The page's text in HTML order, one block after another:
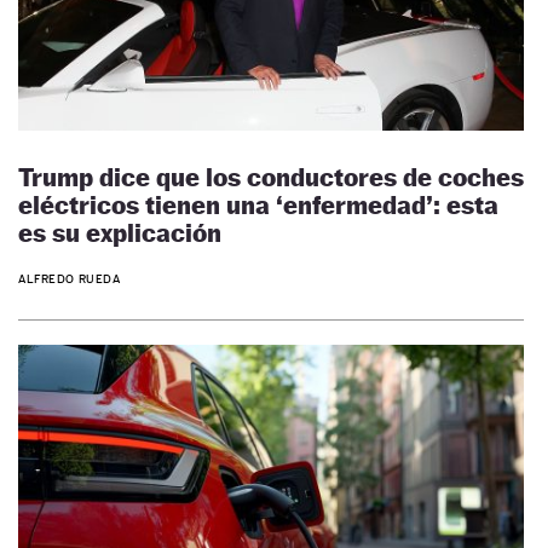
Trump dice que los conductores de coches
eléctricos tienen una ‘enfermedad’: esta
es su explicación
ALFREDO RUEDA